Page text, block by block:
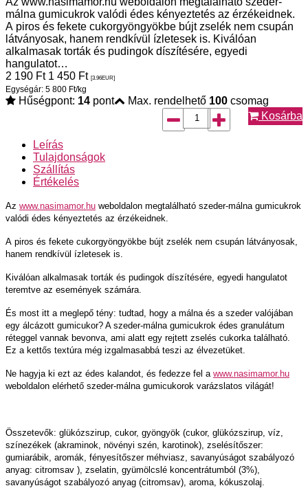
málna gumicukrok valódi édes kényeztetés az érzékeidnek.
A piros és fekete cukorgyöngyökbe bújt zselék nem csupán
látványosak, hanem rendkívül ízletesek is. Kiválóan
alkalmasak torták és pudingok díszítésére, egyedi
hangulatot…
2 190 Ft 1 450 Ft [3.96EUR]
Egységár: 5 800 Ft/kg
Hűségpont: 14 pont Max. rendelhető 100 csomag
Kosárba
Leírás
Tulajdonságok
Szállítás
Értékelés
Az www.nasimamor.hu weboldalon megtalálható szeder-málna gumicukrok
valódi édes kényeztetés az érzékeidnek.
A piros és fekete cukorgyöngyökbe bújt zselék nem csupán látványosak,
hanem rendkívül ízletesek is.
Kiválóan alkalmasak torták és pudingok díszítésére, egyedi hangulatot
teremtve az események számára.
És most itt a meglepő tény: tudtad, hogy a málna és a szeder valójában
egy álcázott gumicukor? A szeder-málna gumicukrok édes granulátum
réteggel vannak bevonva, ami alatt egy rejtett zselés cukorka található.
Ez a kettős textúra még izgalmasabbá teszi az élvezetüket.
Ne hagyja ki ezt az édes kalandot, és fedezze fel a www.nasimamor.hu
weboldalon elérhető szeder-málna gumicukorok varázslatos világát!
Összetevők: glükózszirup, cukor, gyöngyök (cukor, glükózszirup, víz,
színezékek (akraminok, növényi szén, karotinok), zselésítőszer:
gumiarábik, aromák, fényesítőszer méhviasz, savanyúságot szabályozó
anyag: citromsav ), zselatin, gyümölcslé koncentrátumból (3%),
savanyúságot szabályozó anyag (citromsav), aroma, kókuszolaj.